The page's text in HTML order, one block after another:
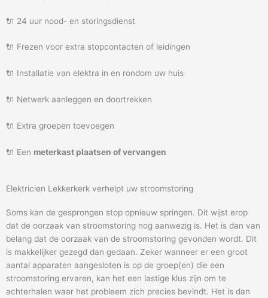
🔌 24 uur nood- en storingsdienst
🔌 Frezen voor extra stopcontacten of leidingen
🔌 Installatie van elektra in en rondom uw huis
🔌 Netwerk aanleggen en doortrekken
🔌 Extra groepen toevoegen
🔌 Een meterkast plaatsen of vervangen
Elektricien Lekkerkerk verhelpt uw stroomstoring
Soms kan de gesprongen stop opnieuw springen. Dit wijst erop
dat de oorzaak van stroomstoring nog aanwezig is. Het is dan van
belang dat de oorzaak van de stroomstoring gevonden wordt. Dit
is makkelijker gezegd dan gedaan. Zeker wanneer er een groot
aantal apparaten aangesloten is op de groep(en) die een
stroomstoring ervaren, kan het een lastige klus zijn om te
achterhalen waar het probleem zich precies bevindt. Het is dan